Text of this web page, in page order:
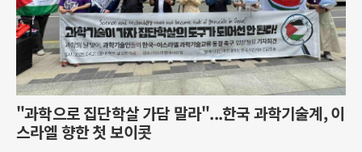
"과학으로 집단학살 가담 말라"...한국 과학기술계, 이
스라엘 향한 첫 보이콧